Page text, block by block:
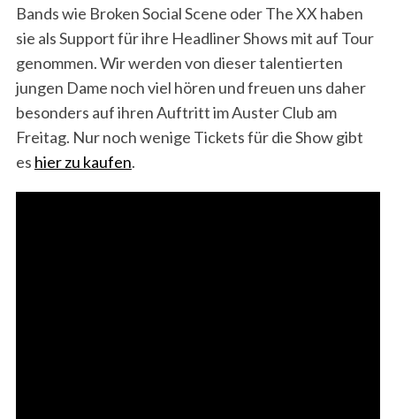
Bands wie Broken Social Scene oder The XX haben
sie als Support für ihre Headliner Shows mit auf Tour
genommen. Wir werden von dieser talentierten
jungen Dame noch viel hören und freuen uns daher
besonders auf ihren Auftritt im Auster Club am
Freitag. Nur noch wenige Tickets für die Show gibt
es hier zu kaufen.